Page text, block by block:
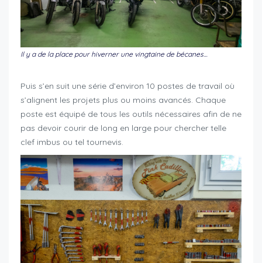
Il y a de la place pour hiverner une vingtaine de bécanes…
Puis s’en suit une série d’environ 10 postes de travail où
s’alignent les projets plus ou moins avancés. Chaque
poste est équipé de tous les outils nécessaires afin de ne
pas devoir courir de long en large pour chercher telle
clef imbus ou tel tournevis.